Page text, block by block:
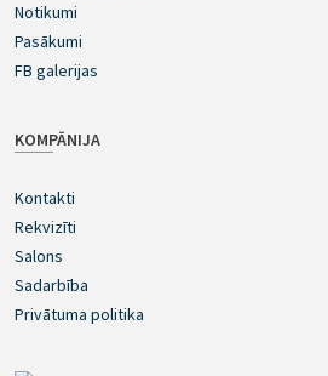
Notikumi
Pasākumi
FB galerijas
KOMPĀNIJA
Kontakti
Rekvizīti
Salons
Sadarbība
Privātuma politika